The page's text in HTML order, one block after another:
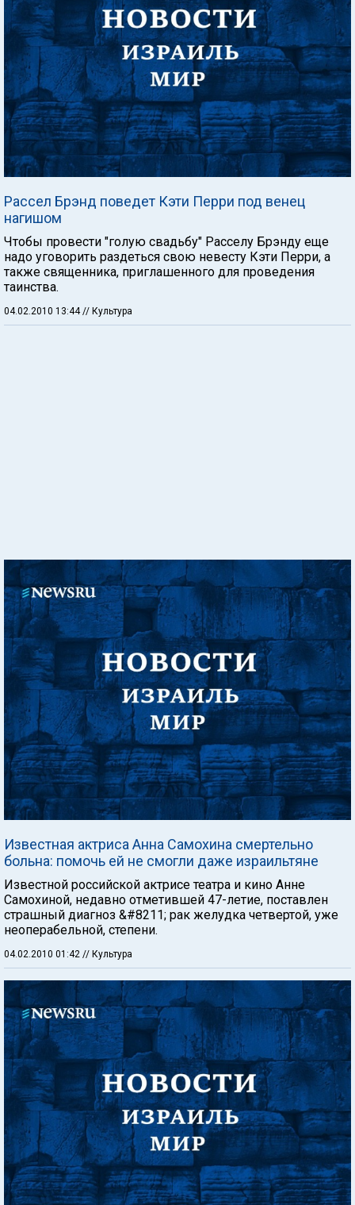
Рассел Брэнд поведет Кэти Перри под венец
нагишом
Чтобы провести "голую свадьбу" Расселу Брэнду еще
надо уговорить раздеться свою невесту Кэти Перри, а
также священника, приглашенного для проведения
таинства.
04.02.2010 13:44 // Культура
Известная актриса Анна Самохина смертельно
больна: помочь ей не смогли даже израильтяне
Известной российской актрисе театра и кино Анне
Самохиной, недавно отметившей 47-летие, поставлен
страшный диагноз &#8211; рак желудка четвертой, уже
неоперабельной, степени.
04.02.2010 01:42 // Культура